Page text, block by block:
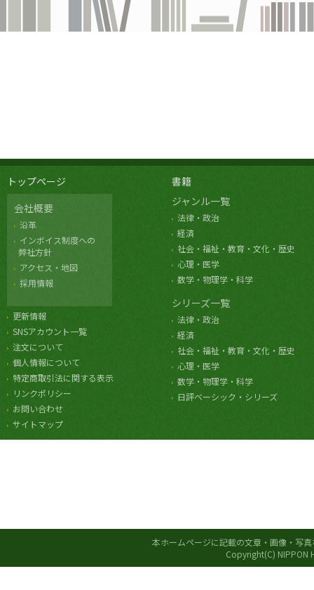
トップページ
会社概要
沿革
インボイス制度への
弊社方針
アクセス・地図
採用情報
更新情報
SNSアカウント一覧
注文について
個人情報について
特定商取引法に関する表示
リンクポリシー
お問い合わせ
サイトマップ
書籍
ジャンル一覧
法律・政治
経済
社会・福祉・教育・文化・歴史
心理・医学
数学・物理学・科学
シリーズ一覧
法律・政治
経済
社会・福祉・教育・文化・歴史
心理・医学
数学・物理学・科学
日評ベーシック・シリーズ
本ホームページに記載の文章・画像・写
Copyright(C) NIPPON